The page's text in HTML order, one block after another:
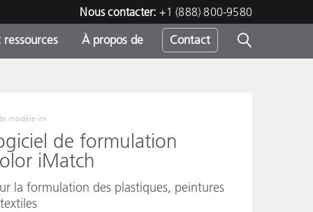
Nous contacter: +1 (888) 800-9580
À propos de Contact
modèle im
de formulation
iMatch
la formulation des plastiques, peintures